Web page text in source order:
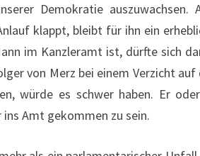
Demokratie auszuwachsen.
klappt, bleibt für ihn ein
im Kanzleramt ist, dürfte sich
von Merz bei einem Verzicht
würde es schwer haben. Er
Amt gekommen zu sein.